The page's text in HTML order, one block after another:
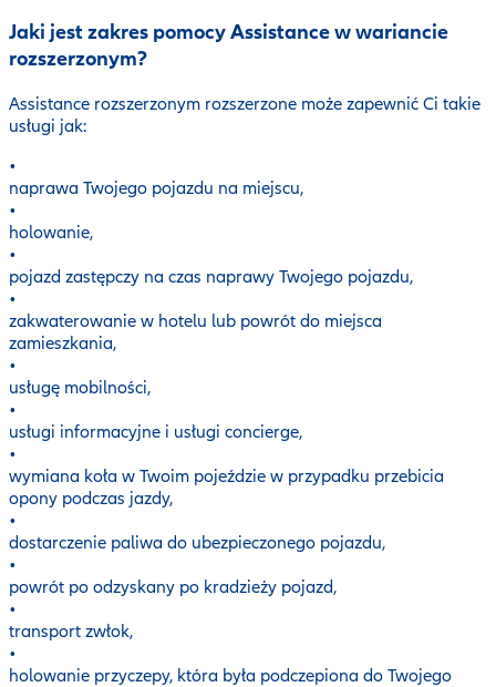
Jaki jest zakres pomocy Assistance w wariancie
rozszerzonym?
Assistance rozszerzonym rozszerzone może zapewnić Ci takie
usługi jak:
•
naprawa Twojego pojazdu na miejscu,
•
holowanie,
•
pojazd zastępczy na czas naprawy Twojego pojazdu,
•
zakwaterowanie w hotelu lub powrót do miejsca
zamieszkania,
•
usługę mobilności,
•
usługi informacyjne i usługi concierge,
•
wymiana koła w Twoim pojeździe w przypadku przebicia
opony podczas jazdy,
•
dostarczenie paliwa do ubezpieczonego pojazdu,
•
powrót po odzyskany po kradzieży pojazd,
•
transport zwłok,
•
holowanie przyczepy, która była podczepiona do Twojego